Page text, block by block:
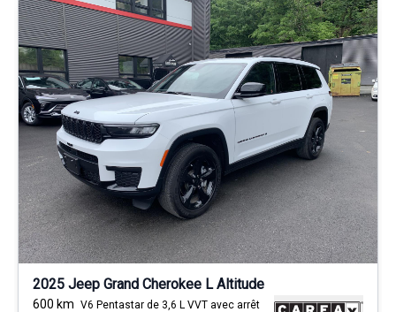
2025 Jeep Grand Cherokee L Altitude
600 km V6 Pentastar de 3,6 L VVT avec arrêt